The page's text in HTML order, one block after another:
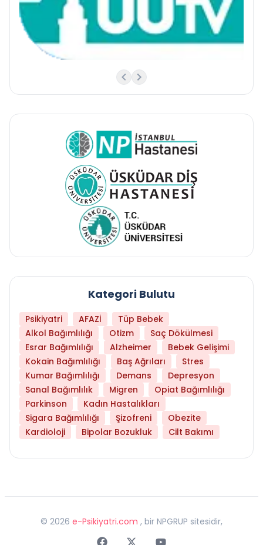
Kategori Bulutu
Psikiyatri AFAZİ
Tüp Bebek
Alkol Bağımlılığı
Otizm
Saç Dökülmesi
Esrar Bağımlılığı
Alzheimer
Bebek Gelişimi
Kokain Bağımlılığı
Baş Ağrıları
Stres
Kumar Bağımlılığı
Demans
Depresyon
Sanal Bağımlılık
Migren
Opiat Bağımlılığı
Parkinson
Kadın Hastalıkları
Sigara Bağımlılığı
Şizofreni
Obezite
Kardioloji
Bipolar Bozukluk Cilt Bakımı
© 2026 e-Psikiyatri.com , bir NPGRUP sitesidir,